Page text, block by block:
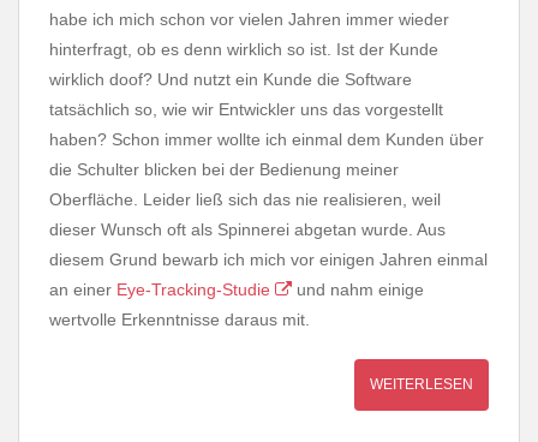
habe ich mich schon vor vielen Jahren immer wieder
hinterfragt, ob es denn wirklich so ist. Ist der Kunde
wirklich doof? Und nutzt ein Kunde die Software
tatsächlich so, wie wir Entwickler uns das vorgestellt
haben? Schon immer wollte ich einmal dem Kunden über
die Schulter blicken bei der Bedienung meiner
Oberfläche. Leider ließ sich das nie realisieren, weil
dieser Wunsch oft als Spinnerei abgetan wurde. Aus
diesem Grund bewarb ich mich vor einigen Jahren einmal
an einer Eye-Tracking-Studie
und nahm einige
wertvolle Erkenntnisse daraus mit.
WEITERLESEN